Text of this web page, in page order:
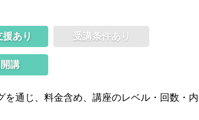
あり 受講条件あり
講
通じ、料金含め、講座のレベル・回数・